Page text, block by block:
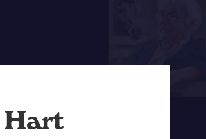
Hart